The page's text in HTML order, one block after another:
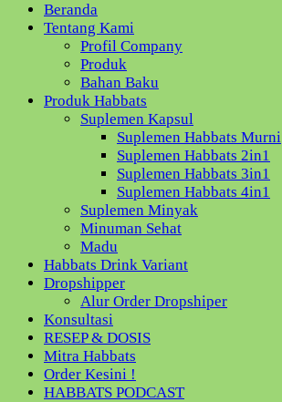
Beranda
Tentang Kami
Profil Company
Produk
Bahan Baku
Produk Habbats
Suplemen Kapsul
Suplemen Habbats Murni
Suplemen Habbats 2in1
Suplemen Habbats 3in1
Suplemen Habbats 4in1
Suplemen Minyak
Minuman Sehat
Madu
Habbats Drink Variant
Dropshipper
Alur Order Dropshiper
Konsultasi
RESEP & DOSIS
Mitra Habbats
Order Kesini !
HABBATS PODCAST